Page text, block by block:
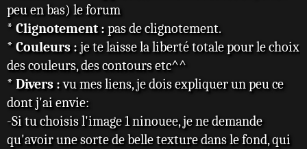
peu en bas) le forum
* Clignotement : pas de clignotement.
* Couleurs : je te laisse la liberté totale pour le choix
des couleurs, des contours etc^^
* Divers :vu mes liens, je dois expliquer un peu ce
dont j'ai envie:
-Si tu choisis l'image 1 ninouee, je ne demande
qu'avoir une sorte de belle texture dans le fond, qui